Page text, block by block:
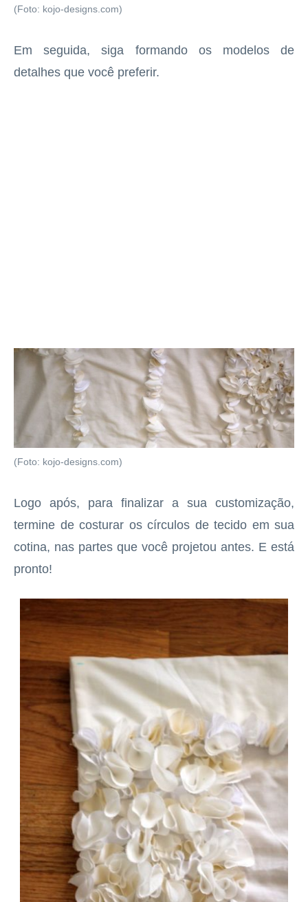
(Foto: kojo-designs.com)
Em seguida, siga formando os modelos de
detalhes que você preferir.
(Foto: kojo-designs.com)
Logo após, para finalizar a sua customização,
termine de costurar os círculos de tecido em sua
cotina, nas partes que você projetou antes. E está
pronto!